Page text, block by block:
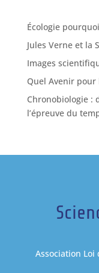
Écologie
Jules Verne et la
Images
Quel Avenir pour
Chronobiologie :
l’épreuve du
Association Loi